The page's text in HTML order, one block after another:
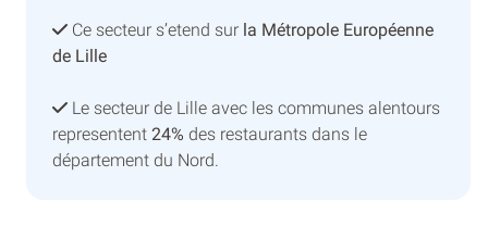
Ce secteur s’etend sur la Métropole Européenne
de Lille
Le secteur de Lille avec les communes alentours
representent 24% des restaurants dans le
département du Nord.